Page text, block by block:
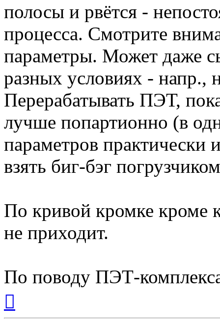
полосы и рвётся -
процесса. Смотрите
параметры. Может даже
разных условиях - напр.,
Перерабатывать ПЭТ,
лучше попартионно (в
параметров практически
взять биг-бэг
По кривой кромке кроме
не приходит.
По поводу ПЭТ-
началу